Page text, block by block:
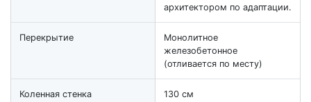
архитектором по адаптации.
Перекрытие
Монолитное
железобетонное
(отливается по месту)
Коленная стенка 130 см